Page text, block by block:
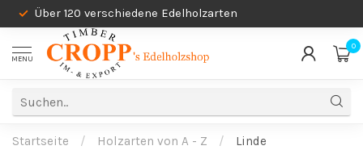
Über 120 verschiedene Edelholzarten
MENU
0
Startseite / Holzarten von A - Z / Linde